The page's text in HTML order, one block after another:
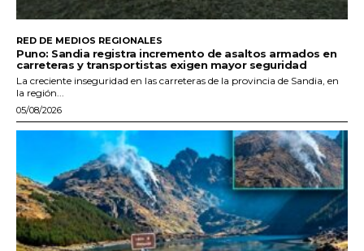
RED DE MEDIOS REGIONALES
Puno: Sandia registra incremento de asaltos armados en
carreteras y transportistas exigen mayor seguridad
La creciente inseguridad en las carreteras de la provincia de Sandia, en
la región...
05/08/2026